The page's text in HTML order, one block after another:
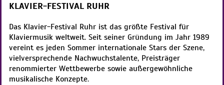
KLAVIER-FESTIVAL RUHR
Das Klavier-Festival Ruhr ist das größte Festival für
Klaviermusik weltweit. Seit seiner Gründung im Jahr 1989
vereint es jeden Sommer internationale Stars der Szene,
vielversprechende Nachwuchstalente, Preisträger
renommierter Wettbewerbe sowie außergewöhnliche
musikalische Konzepte.